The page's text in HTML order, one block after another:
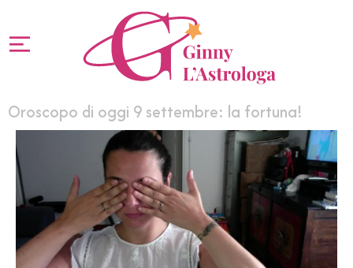
Oroscopo di oggi 9 settembre: la fortuna!